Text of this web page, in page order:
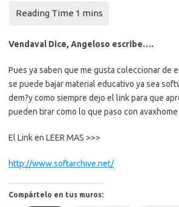
Vendaval Dice, Angeloso escribe….
Pues ya saben que me gusta coleccionar de
se puede bajar material educativo ya sea
dem?y como siempre dejo el link para que
pueden tirar como lo que paso con avaxhome
El Link en LEER MAS >>>
http://www.softarchive.net/
Compártelo en tus muros: